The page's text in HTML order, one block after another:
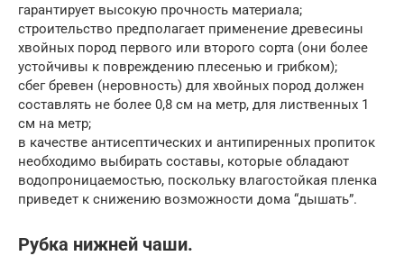
гарантирует высокую прочность материала;
строительство предполагает применение древесины
хвойных пород первого или второго сорта (они более
устойчивы к повреждению плесенью и грибком);
сбег бревен (неровность) для хвойных пород должен
составлять не более 0,8 см на метр, для лиственных 1
см на метр;
в качестве антисептических и антипиренных пропиток
необходимо выбирать составы, которые обладают
водопроницаемостью, поскольку влагостойкая пленка
приведет к снижению возможности дома “дышать”.
Рубка нижней чаши.